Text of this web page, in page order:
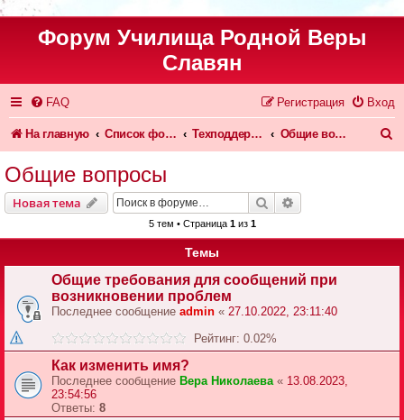
Форум Училища Родной Веры
Славян
FAQ Вход
Регистрация
На главную Список форумов Техподдержка форума и сайта Общие вопросы
к
Общие вопросы
Новая тема Поиск
5 тем • Страница 1из 1
Темы
Общие требования для сообщений при
возникновении проблем
Последнее сообщение admin « 27.10.2022, 23:11:40
Рейтинг: 0.02%
Как изменить имя?
Последнее сообщение Вера Николаева « 13.08.2023,
23:54:56
Ответы: 8